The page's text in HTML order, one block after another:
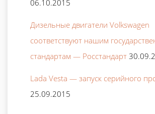
06.10.2015
Дизельные двигатели Volkswagen
соответствуют нашим
стандартам — Росстандарт
Lada Vesta — запуск серийного
25.09.2015